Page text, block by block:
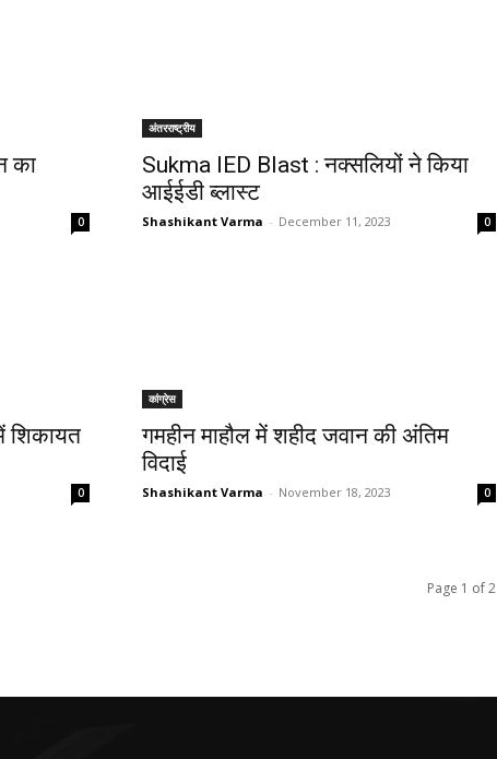
का
0
अंतरराष्ट्रीय
Sukma IED Blast : नक्सलियों ने किया
आईईडी ब्लास्ट
Shashikant Varma - December 11, 2023 0
शिकायत
0
कांग्रेस
गमहीन माहौल में शहीद जवान की अंतिम
विदाई
Shashikant Varma - November 18, 2023 0
Page 1 of 2